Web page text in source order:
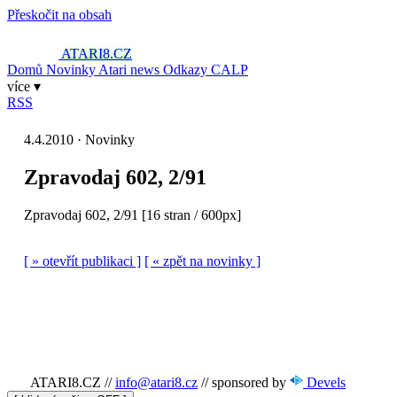
Přeskočit na obsah
ATARI8.CZ
Domů Novinky Atari news Odkazy CALP
více ▾
RSS
4.4.2010 · Novinky
Zpravodaj 602, 2/91
Zpravodaj 602, 2/91 [16 stran / 600px]
[ » otevřít publikaci ] [ « zpět na novinky ]
ATARI8.CZ // info@atari8.cz // sponsored by Devels